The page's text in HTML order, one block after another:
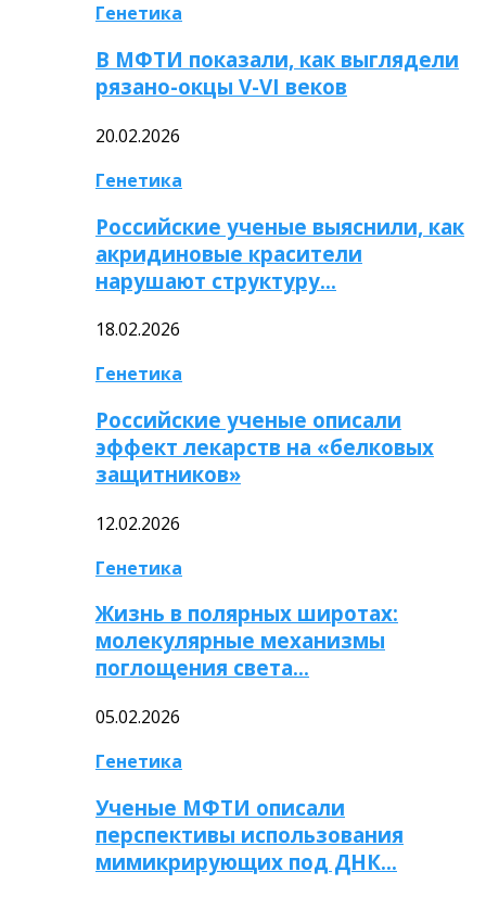
Генетика
В МФТИ показали, как выглядели
рязано-окцы V-VI веков
20.02.2026
Генетика
Российские ученые выяснили, как
акридиновые красители
нарушают структуру…
18.02.2026
Генетика
Российские ученые описали
эффект лекарств на «белковых
защитников»
12.02.2026
Генетика
Жизнь в полярных широтах:
молекулярные механизмы
поглощения света…
05.02.2026
Генетика
Ученые МФТИ описали
перспективы использования
мимикрирующих под ДНК…